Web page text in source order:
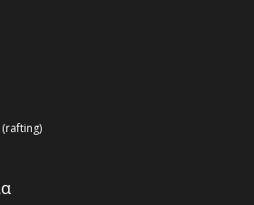
Συνέντευξη PellaFm 103,3 για
Λουτρά Πόζαρ και Χιονοδρομικό
της Ελλάδας!